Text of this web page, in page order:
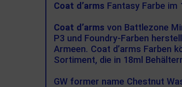
Coat d’arms Fantasy Farbe im
Coat d’arms von Battlezone
P3 und Foundry-Farben
Armeen. Coat d’arms Farben
Sortiment, die in 18ml
GW former name Chestnut